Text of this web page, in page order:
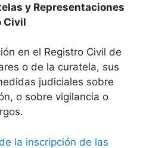
y Representaciones
Civil
en el Registro Civil de
o de la curatela, sus
judiciales sobre
o sobre vigilancia o
la inscripción de las